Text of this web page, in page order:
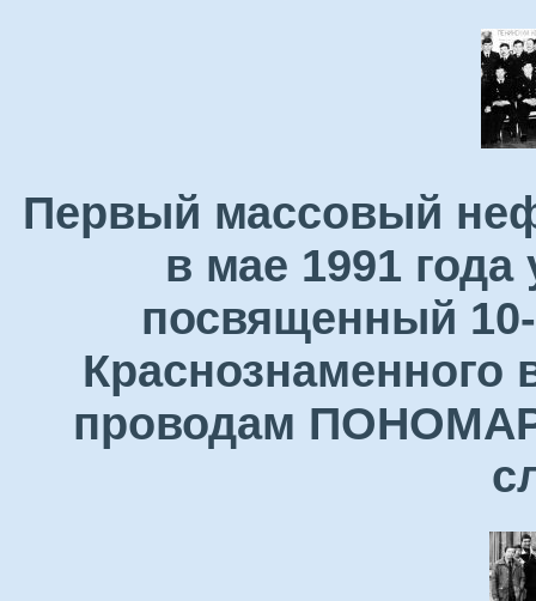
Первый массовый
в мае 1991 года
посвященный
Краснознаменного
проводам